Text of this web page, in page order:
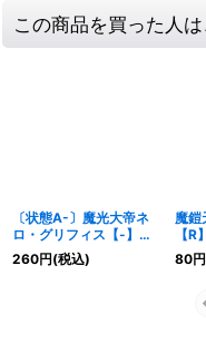
この商品を買った人
〔状態A-〕魔光大帝ネ
ロ・グリフィス【-】
{EX1550/50}《多》
260円(税込)
魔鎧
【
《火
80円